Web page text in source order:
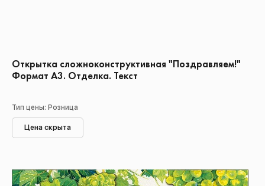
Открытка сложноконструктивная "Поздравляем!"
Формат А3. Отделка. Текст
Тип цены: Розница
Цена скрыта